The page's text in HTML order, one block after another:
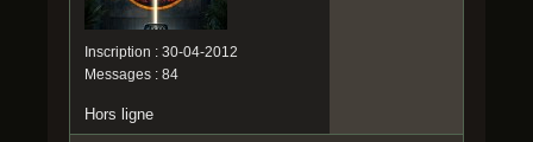
Inscription : 30-04-2012
Messages : 84
Hors ligne